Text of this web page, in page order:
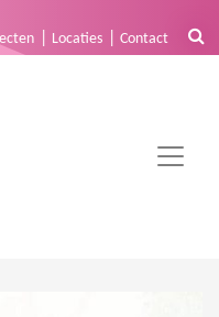
Locaties Contact